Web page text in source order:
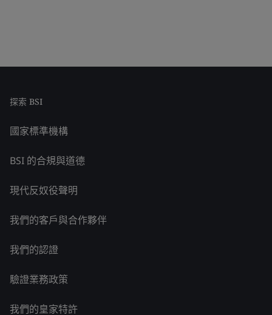
探索 BSI
國家標準機構
BSI 的合規與道德
現代反奴役聲明
我們的客戶與合作夥伴
我們的認證
驗證業務政策
我們的皇家特許